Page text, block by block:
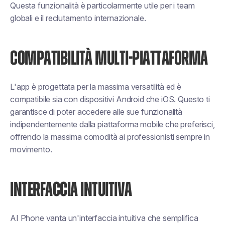
Questa funzionalità è particolarmente utile per i team
globali e il reclutamento internazionale.
COMPATIBILITÀ MULTI-PIATTAFORMA
L'app è progettata per la massima versatilità ed è
compatibile sia con dispositivi Android che iOS. Questo ti
garantisce di poter accedere alle sue funzionalità
indipendentemente dalla piattaforma mobile che preferisci,
offrendo la massima comodità ai professionisti sempre in
movimento.
INTERFACCIA INTUITIVA
AI Phone vanta un'interfaccia intuitiva che semplifica